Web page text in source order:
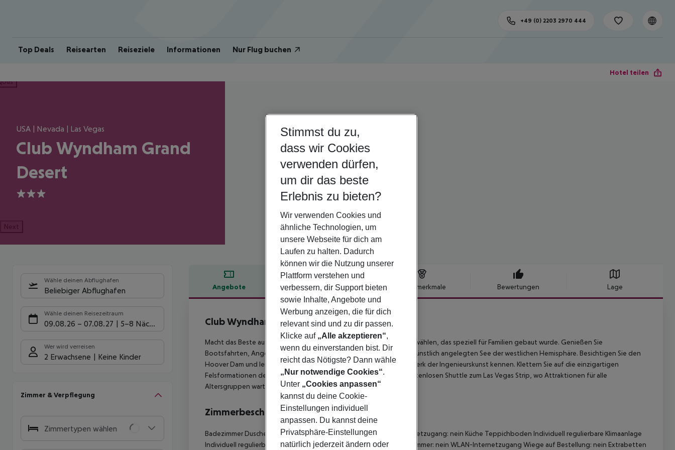
Top Deals Reisearten Reiseziele Informationen Nur Flug buchen
+49 (0) 2203 2970 444
Hotel teilen
USA | Nevada | Las Vegas
Club Wyndham Grand
Desert
3
Next
Wähle deinen Abflughafen
Beliebiger Abflughafen
Wähle deinen Reisezeitraum
09.08.26 – 07.08.27 5-8 Nächte
Wer wird verreisen
2 Erwachsene Keine Kinder
Zimmer & Verpflegung
Zimmertypen wählen
Angebote Hotelbeschreibung Hotelmerkmale Bewertungen Lage
Hotelbeschreibung
Club Wyndham Grand Desert
Macht das Beste aus Ihrem Urlaub in Las Vegas, indem Sie ein Resort wählen, das speziell für Familien gebaut wurde. Genießen Sie
Bootsfahrten, Angeln und Badespaß am Lake Mead, dem größten künstlich angelegten See der westlichen Hemisphäre. Besichtigen Sie den
Hoover Dam und lernen Sie die Geheimnisse hinter diesem Meisterwerk der Ingenieurskunst kennen. Klettern Sie auf die einzigartigen
Felsformationen des Red Rock Canyon oder nutzen Sie unseren kostenlosen Shuttle zum Las Vegas Strip, wo Attraktionen für alle
Altersgruppen warten.
Zimmerbeschreibung
Badezimmer Dusche Badewanne Direktwahltelefon Fernseher Internetzugang: nein Küche Teppichboden Individuell regulierbare Klimaanlage
Individuell regulierbare Heizung Wohnzimmer: 1 Barrierefreies Badezimmer: nein WLAN-Internetzugang Wiege auf Bestellung: nein Extrabetten
Stimmst du zu,
dass wir Cookies
verwenden dürfen,
um dir das beste
Erlebnis zu bieten?
Wir verwenden Cookies und
ähnliche Technologien, um
unsere Webseite für dich am
Laufen zu halten. Dadurch
können wir die Nutzung unserer
Plattform verstehen und
verbessern, dir Support bieten
sowie Inhalte, Angebote und
Werbung anzeigen, die für dich
relevant sind und zu dir passen.
Klicke auf „Alle akzeptieren“,
wenn du einverstanden bist. Dir
reicht das Nötigste? Dann wähle
„Nur notwendige Cookies“.
Unter „Cookies anpassen“
kannst du deine Cookie-
Einstellungen individuell
anpassen. Du kannst deine
Privatsphäre-Einstellungen
natürlich jederzeit ändern oder